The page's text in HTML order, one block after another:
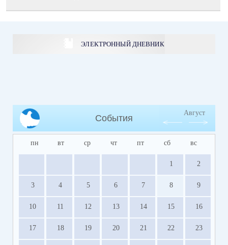
ЭЛЕКТРОННЫЙ ДНЕВНИК
События
Август
пн вт ср чт пт сб вс
1 2
3 4 5 6 7 8 9
10 11 12 13 14 15 16
17 18 19 20 21 22 23